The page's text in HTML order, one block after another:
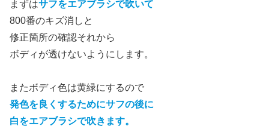
まずはサフをエアブラシで吹いて
800番のキズ消しと
修正箇所の確認それから
ボディが透けないようにします。
またボディ色は黄緑にするので
発色を良くするためにサフの後に
白をエアブラシで吹きます。